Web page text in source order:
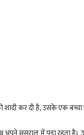
कर दी है, उसके एक बच्चा